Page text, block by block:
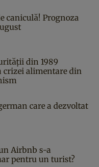
caniculă! Prognoza
din 1989
crizei alimentare din
care a dezvoltat
Airbnb s-a
pentru un turist?